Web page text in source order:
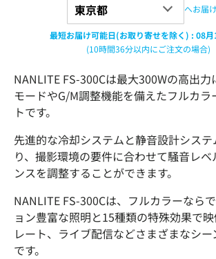
へお届
最短お届け可能日(お取り寄せを除く) : 08
(10時間36分以内にご注文の場合)
NANLITE FS-300Cは最大300Wの高出力
モードやG/M調整機能を備えたフルカラ
トです。
先進的な冷却システムと静音設計シス
り、撮影環境の要件に合わせて騒音レ
ンスを調整することができます。
NANLITE FS-300Cは、フルカラーなら
ョン豊富な照明と15種類の特殊効果で
レート、ライブ配信などさまざまなシ
です。